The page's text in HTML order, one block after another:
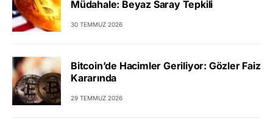
Müdahale: Beyaz Saray Tepkili
30 TEMMUZ 2026
Bitcoin’de Hacimler Geriliyor: Gözler Faiz
Kararında
29 TEMMUZ 2026